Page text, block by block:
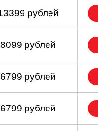
рублей
рублей
рублей
рублей